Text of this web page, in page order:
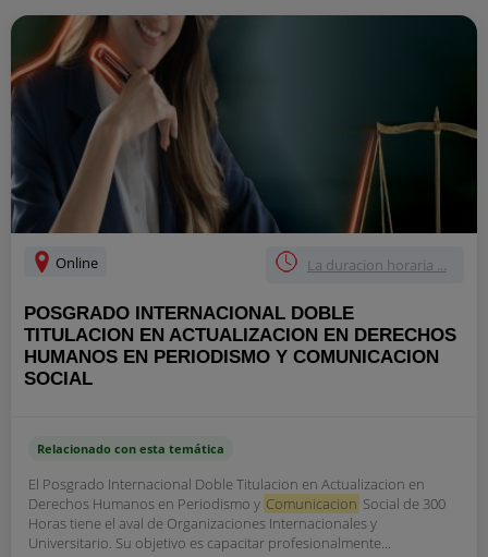
Online La duracion horaria ...
POSGRADO INTERNACIONAL DOBLE
TITULACION EN ACTUALIZACION EN DERECHOS
HUMANOS EN PERIODISMO Y COMUNICACION
SOCIAL
Relacionado con esta temática
El Posgrado Internacional Doble Titulacion en Actualizacion en
Derechos Humanos en Periodismo y Comunicacion Social de 300
Horas tiene el aval de Organizaciones Internacionales y
Universitario. Su objetivo es capacitar profesionalmente...